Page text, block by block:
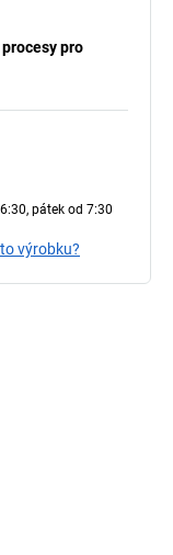
pro
pátek od 7:30
výrobku?